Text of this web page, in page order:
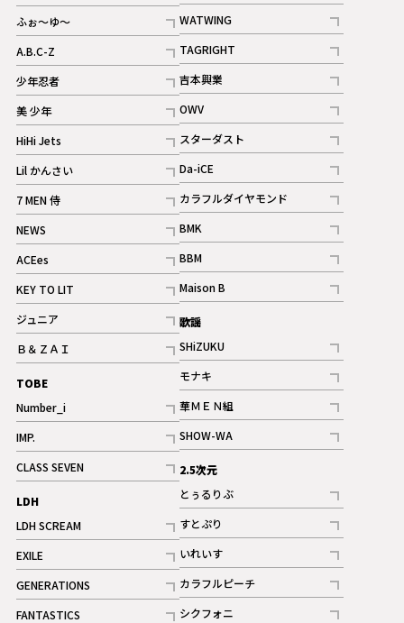
記事
ふぉ～ゆ～
記事
A.B.C-Z
記事
ギャラリー
少年忍者
記事
美 少年
記事
HiHi Jets
記事
Lil かんさい
記事
7 MEN 侍
記事
NEWS
記事
ACEes
記事
KEY TO LIT
記事
ジュニア
記事
Ｂ＆ＺＡＩ
記事
TOBE
Number_i
記事
IMP.
記事
CLASS SEVEN
記事
LDH
LDH SCREAM
記事
EXILE
記事
GENERATIONS
記事
FANTASTICS
記事
WATWING
記事
TAGRIGHT
記事
吉本興業
記事
OWV
記事
ギャラリー
スターダスト
記事
Da-iCE
記事
カラフルダイヤモンド
記事
BMK
記事
BBM
記事
ギャラリー
Maison B
記事
歌謡
SHiZUKU
記事
モナキ
記事
華ＭＥＮ組
記事
SHOW-WA
記事
2.5次元
とぅるりぶ
記事
すとぷり
記事
ギャラリー
いれいす
記事
ギャラリー
カラフルピーチ
記事
シクフォニ